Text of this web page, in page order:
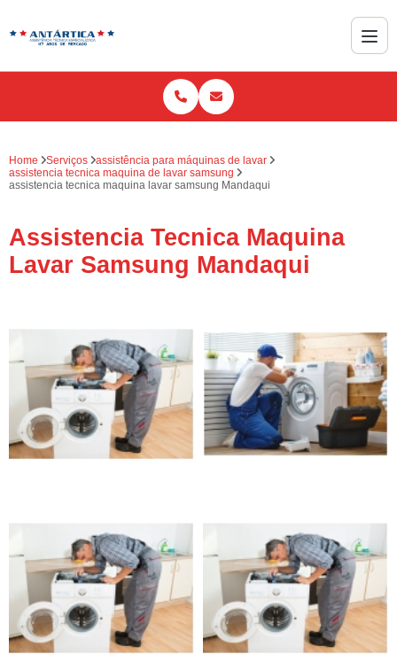
Home Serviços
assistência para máquinas de lavar
assistencia tecnica maquina de lavar samsung
assistencia tecnica maquina lavar samsung Mandaqui
Assistencia Tecnica Maquina
Lavar Samsung Mandaqui